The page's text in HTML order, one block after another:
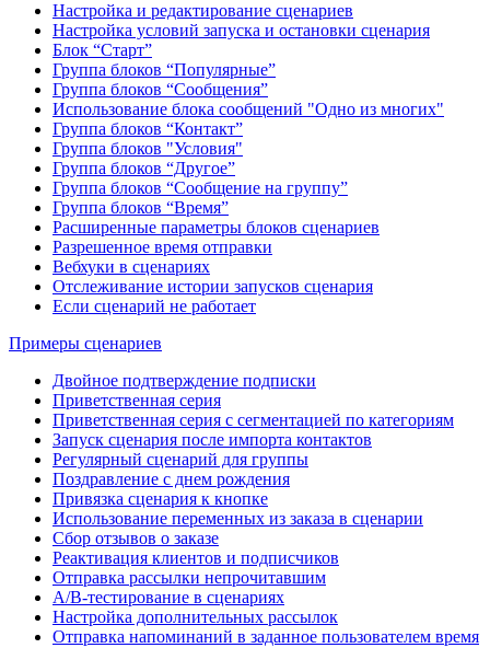
Настройка и редактирование сценариев
Настройка условий запуска и остановки сценария
Блок “Старт”
Группа блоков “Популярные”
Группа блоков “Сообщения”
Использование блока сообщений "Одно из многих"
Группа блоков “Контакт”
Группа блоков "Условия"
Группа блоков “Другое”
Группа блоков “Сообщение на группу”
Группа блоков “Время”
Расширенные параметры блоков сценариев
Разрешенное время отправки
Вебхуки в сценариях
Отслеживание истории запусков сценария
Если сценарий не работает
Примеры сценариев
Двойное подтверждение подписки
Приветственная серия
Приветственная серия с сегментацией по категориям
Запуск сценария после импорта контактов
Регулярный сценарий для группы
Поздравление с днем рождения
Привязка сценария к кнопке
Использование переменных из заказа в сценарии
Сбор отзывов о заказе
Реактивация клиентов и подписчиков
Отправка рассылки непрочитавшим
А/B-тестирование в сценариях
Настройка дополнительных рассылок
Отправка напоминаний в заданное пользователем время